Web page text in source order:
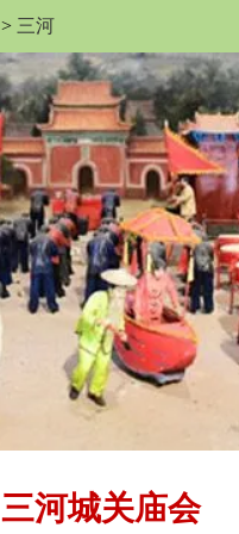
> 三河
三河城关庙会